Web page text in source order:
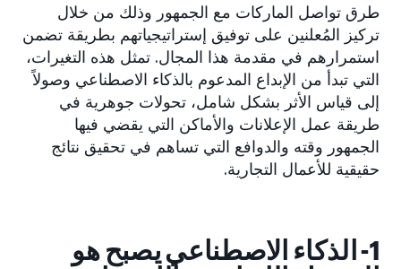
طرق تواصل الماركات مع الجمهور وذلك من خلال
تركيز المُعلنين على توفيق إستراتيجياتهم بطريقة تضمن
استمرارهم في مقدمة هذا المجال. تمثل هذه التغيرات،
التي تبدأ من الإبداع المدعوم بالذكاء الاصطناعي وصولاً
إلى قياس الأثر بشكل شامل، تحولات جوهرية في
طريقة عمل الإعلانات والأماكن التي يقضي فيها
الجمهور وقته والدوافع التي تساهم في تحقيق نتائج
حقيقية للأعمال التجارية.
1- الذكاء الاصطناعي يصبح هو